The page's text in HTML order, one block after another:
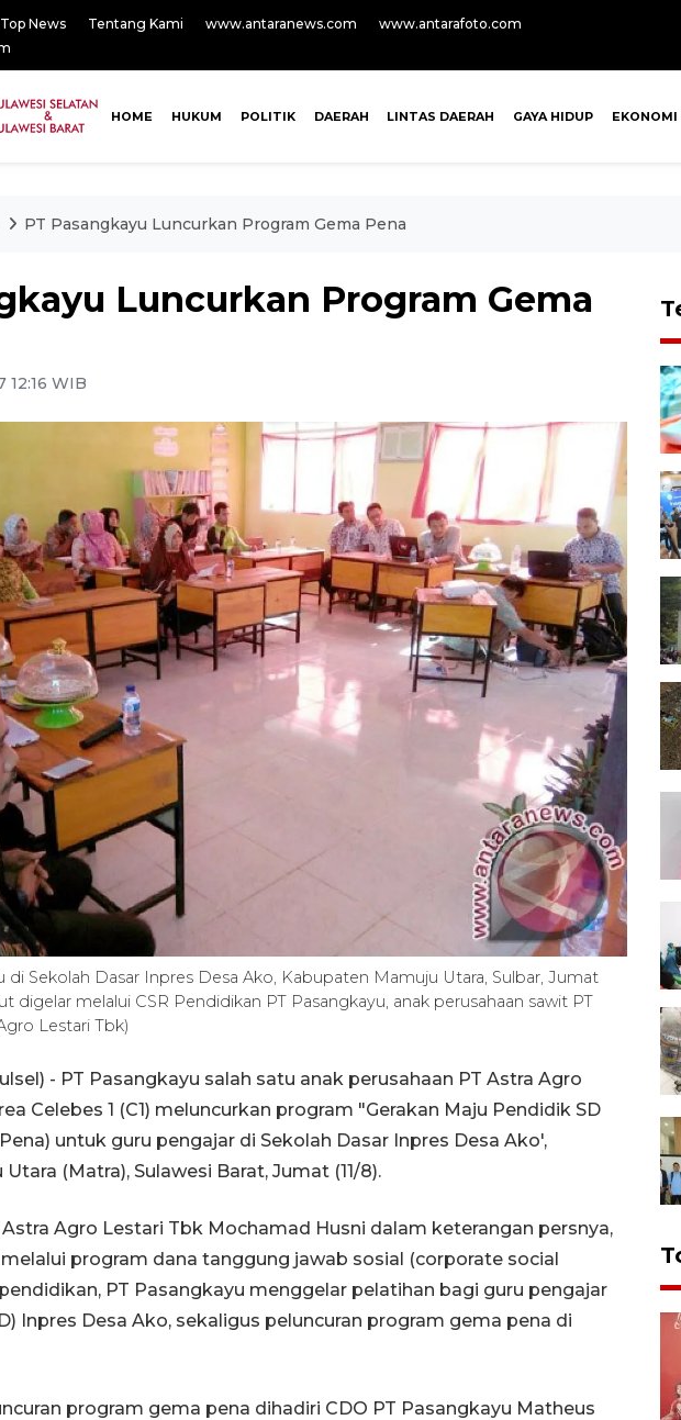
Top News Tentang Kami www.antaranews.com
www.antarafoto.com
HOME HUKUM POLITIK DAERAH LINTAS DAERAH GAYA HIDUP EKONOMI
PT Pasangkayu Luncurkan Program Gema Pena
Luncurkan Program Gema
12:16 WIB
di Sekolah Dasar Inpres Desa Ako, Kabupaten Mamuju Utara, Sulbar, Jumat
digelar melalui CSR Pendidikan PT Pasangkayu, anak perusahaan sawit PT
Lestari Tbk)
- PT Pasangkayu salah satu anak perusahaan PT Astra Agro
Celebes 1 (C1) meluncurkan program "Gerakan Maju Pendidik SD
untuk guru pengajar di Sekolah Dasar Inpres Desa Ako',
(Matra), Sulawesi Barat, Jumat (11/8).
Agro Lestari Tbk Mochamad Husni dalam keterangan persnya,
program dana tanggung jawab sosial (corporate social
PT Pasangkayu menggelar pelatihan bagi guru pengajar
Inpres Desa Ako, sekaligus peluncuran program gema pena di
program gema pena dihadiri CDO PT Pasangkayu Matheus